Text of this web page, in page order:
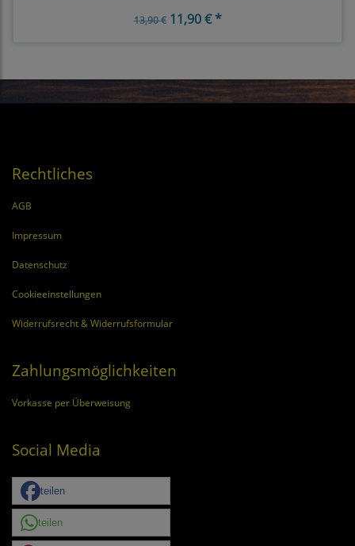
13,90 €11,90 € *
Rechtliches
AGB
Impressum
Datenschutz
Cookieeinstellungen
Widerrufsrecht & Widerrufsformular
Zahlungsmöglichkeiten
Vorkasse per Überweisung
Social Media
teilen
teilen